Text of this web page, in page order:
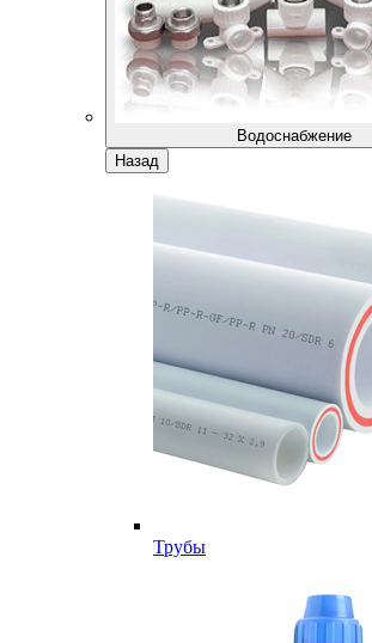
Водоснабжение
Назад
Трубы